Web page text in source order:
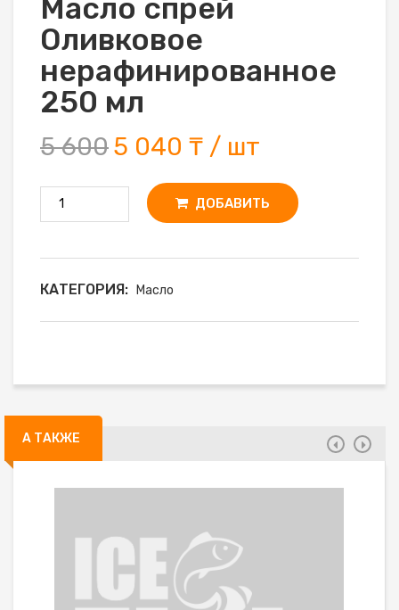
Масло спрей
Оливковое
нерафинированное
250 мл
5 6005 040 ₸ / шт
ДОБАВИТЬ
КАТЕГОРИЯ: Масло
А ТАКЖЕ